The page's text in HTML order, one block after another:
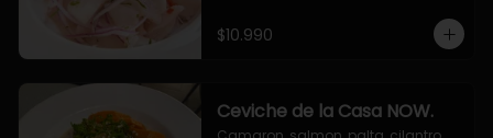
$10.990
Ceviche de la Casa NOW.